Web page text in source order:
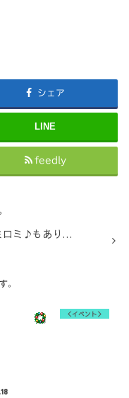
シェア
LINE
feedly
ロミ♪もあり…
。
＜イベント＞